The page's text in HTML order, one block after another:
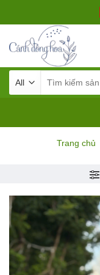
to
content
kiếm:
Trang chủ